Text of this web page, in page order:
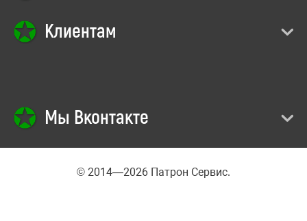
Клиентам
Мы Вконтакте
© 2014—2026 Патрон Сервис.